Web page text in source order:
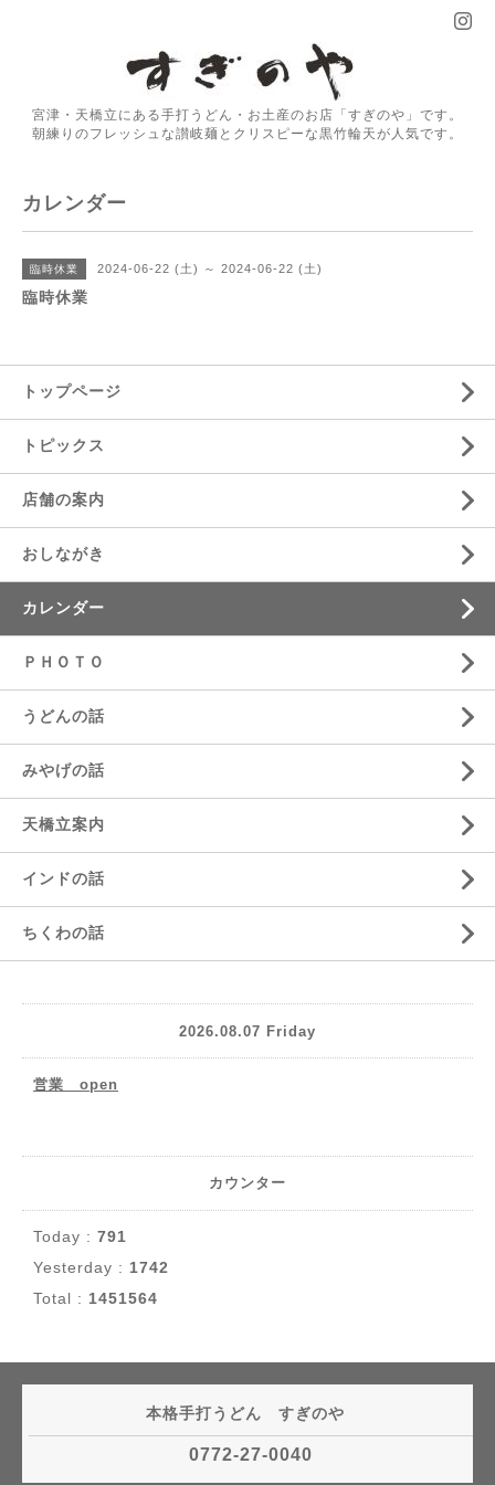
宮津・天橋立にある手打うどん・お土産のお店「すぎのや」です。
朝練りのフレッシュな讃岐麺とクリスピーな黒竹輪天が人気です。
カレンダー
臨時休業 2024-06-22 (土) ～ 2024-06-22 (土)
臨時休業
トップページ
トピックス
店舗の案内
おしながき
カレンダー
ＰＨＯＴＯ
うどんの話
みやげの話
天橋立案内
インドの話
ちくわの話
2026.08.07 Friday
営業 open
カウンター
Today : 791
Yesterday : 1742
Total : 1451564
本格手打うどん すぎのや
0772-27-0040